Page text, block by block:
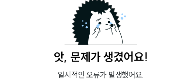
앗, 문제가 생겼어요!
일시적인 오류가 발생했어요.